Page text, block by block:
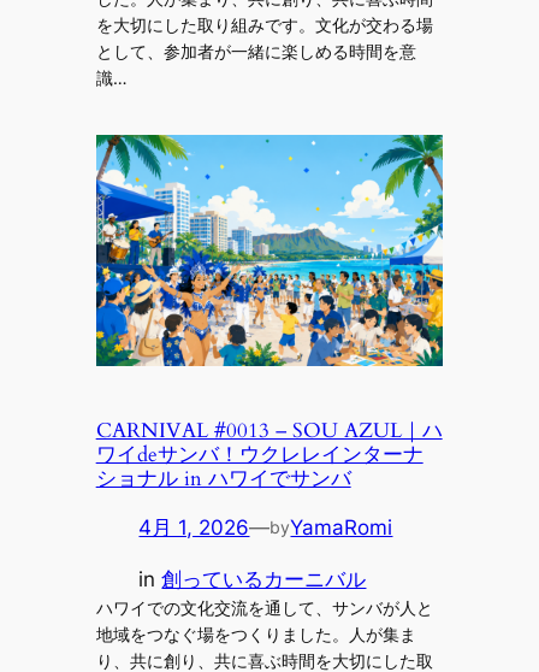
を大切にした取り組みです。文化が交わる場
として、参加者が一緒に楽しめる時間を意
識…
CARNIVAL #0013 – SOU AZUL｜ハ
ワイdeサンバ！ウクレレインターナ
ショナル in ハワイでサンバ
4月 1, 2026—byYamaRomi
in創っているカーニバル
ハワイでの文化交流を通して、サンバが人と
地域をつなぐ場をつくりました。人が集ま
り、共に創り、共に喜ぶ時間を大切にした取